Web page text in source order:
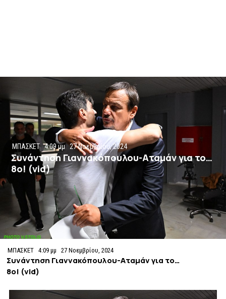
ΜΠΑΣΚΕΤ 4:09 μμ 27 Νοεμβρίου, 2024
Συνάντηση Γιαννακόπουλου-Αταμάν για το…
8ο! (vid)
ΜΠΑΣΚΕΤ 4:09 μμ 27 Νοεμβρίου, 2024
Συνάντηση Γιαννακόπουλου-Αταμάν για το…
8ο! (vid)